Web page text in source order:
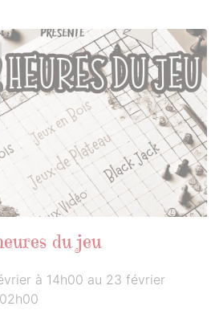
du jeu
à 14h00 au 23 février